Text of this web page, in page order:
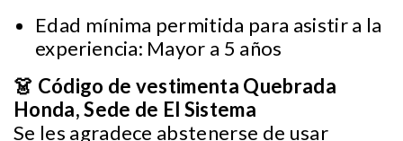
Edad mínima permitida para asistir a la
experiencia: Mayor a 5 años
👗 Código de vestimenta Quebrada
Honda, Sede de El Sistema
Se les agradece abstenerse de usar